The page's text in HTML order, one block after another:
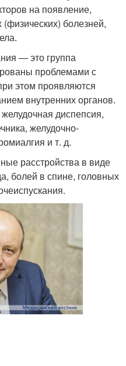
на появление,
(физических) болезней,
— это группа
проблемами с
этом проявляются
внутренних органов.
диспепсия,
желудочно-
и т. д.
расстройства в виде
болей в спине, головных